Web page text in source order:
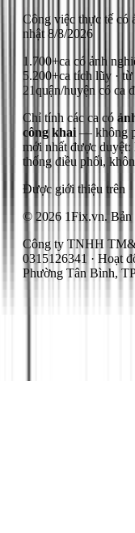
Công việc thực tế có
nhật 8/8/2026
1.700+ca có ảnh
5.200+ca tích lũy ·
21quận/huyện có ca
Chỉ tính các ca có
công khai — không
mới nhất được duyệt:
thống điều phối,
Được giới thiệu trên
© 2026 1Fix.vn. Bản
Công ty TNHH
0315126341 · Hoạt
Phường Tân Bình,